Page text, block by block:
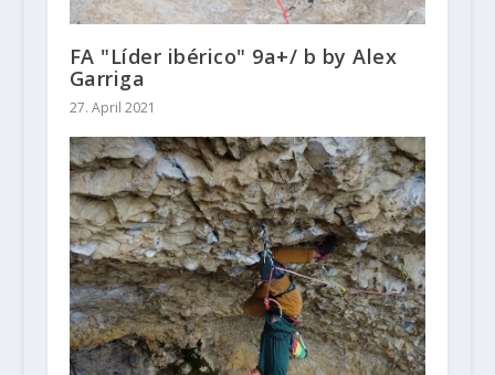
FA "Líder ibérico" 9a+/ b by Alex
Garriga
27. April 2021